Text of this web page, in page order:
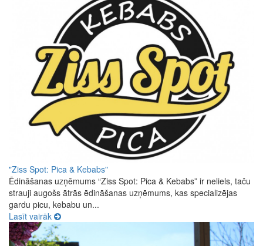
"Ziss Spot: Pica & Kebabs"
Ēdināšanas uzņēmums “Ziss Spot: Pica & Kebabs” ir neliels, taču
strauji augošs ātrās ēdināšanas uzņēmums, kas specializējas
gardu picu, kebabu un...
Lasīt vairāk